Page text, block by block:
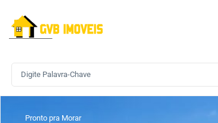
Pronto pra Morar